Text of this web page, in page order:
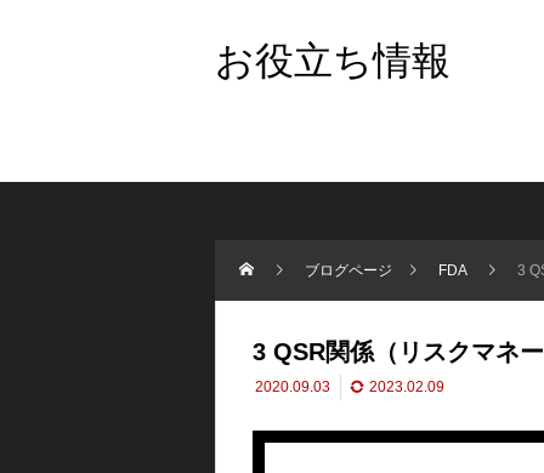
お役立ち情報
ブログページ FDA 3
3 QSR関係（リスクマネ
2020.09.03 2023.02.09